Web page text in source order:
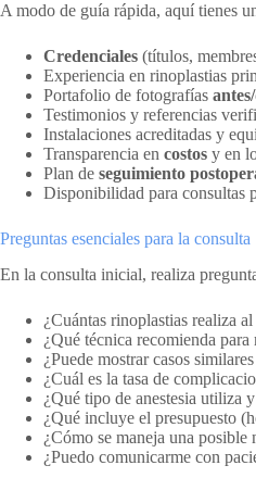
A modo de guía rápida, aquí tienes
Credenciales (títulos,
Experiencia en rinoplastias
Portafolio de fotografías
Testimonios y referencias
Instalaciones acreditadas y
Transparencia en costos y en
Plan de seguimiento
Disponibilidad para consultas
Preguntas esenciales para la consulta
En la consulta inicial, realiza
¿Cuántas rinoplastias realiza al
¿Qué técnica recomienda
¿Puede mostrar casos
¿Cuál es la tasa de
¿Qué tipo de anestesia utiliza
¿Qué incluye el presupuesto
¿Cómo se maneja una posible
¿Puedo comunicarme con